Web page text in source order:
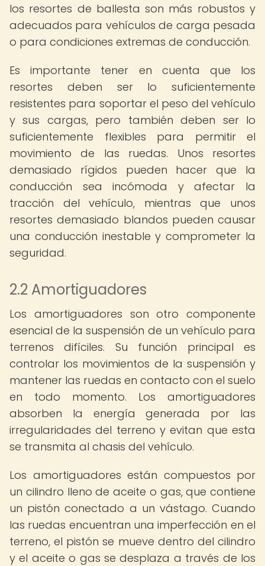
los resortes de ballesta son más robustos y
adecuados para vehículos de carga pesada
o para condiciones extremas de conducción.
Es importante tener en cuenta que los
resortes deben ser lo suficientemente
resistentes para soportar el peso del vehículo
y sus cargas, pero también deben ser lo
suficientemente flexibles para permitir el
movimiento de las ruedas. Unos resortes
demasiado rígidos pueden hacer que la
conducción sea incómoda y afectar la
tracción del vehículo, mientras que unos
resortes demasiado blandos pueden causar
una conducción inestable y comprometer la
seguridad.
2.2 Amortiguadores
Los amortiguadores son otro componente
esencial de la suspensión de un vehículo para
terrenos difíciles. Su función principal es
controlar los movimientos de la suspensión y
mantener las ruedas en contacto con el suelo
en todo momento. Los amortiguadores
absorben la energía generada por las
irregularidades del terreno y evitan que esta
se transmita al chasis del vehículo.
Los amortiguadores están compuestos por
un cilindro lleno de aceite o gas, que contiene
un pistón conectado a un vástago. Cuando
las ruedas encuentran una imperfección en el
terreno, el pistón se mueve dentro del cilindro
y el aceite o gas se desplaza a través de los